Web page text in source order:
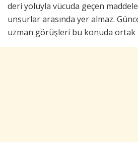
deri yoluyla vücuda geçen
unsurlar arasında yer almaz.
uzman görüşleri bu konuda ortak